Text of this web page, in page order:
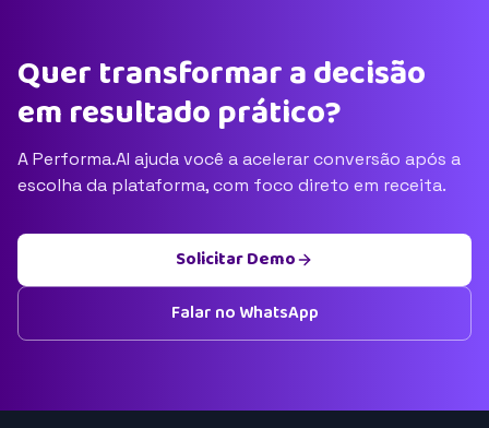
Quer transformar a decisão
em resultado prático?
A Performa.AI ajuda você a acelerar conversão após a
escolha da plataforma, com foco direto em receita.
Solicitar Demo
Falar no WhatsApp